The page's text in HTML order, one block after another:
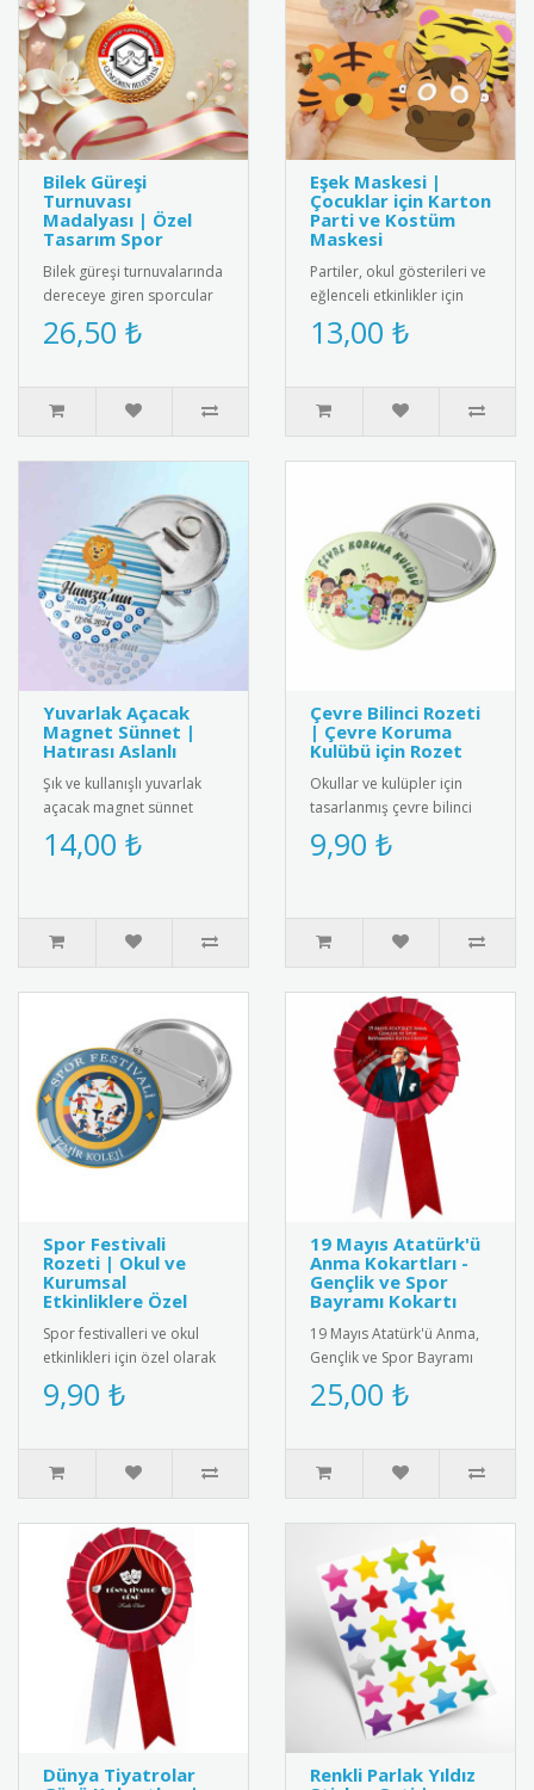
Bilek Güreşi
Turnuvası
Madalyası | Özel
Tasarım Spor
Bilek güreşi turnuvalarında
dereceye giren sporcular
için özel tasarım madalya.
Kaliteli metal alaşı..
26,50 ₺
Eşek Maskesi |
Çocuklar için Karton
Parti ve Kostüm
Maskesi
Partiler, okul gösterileri ve
eğlenceli etkinlikler için
tasarlanmış sevimli eşek
maskesi! Çocukları..
13,00 ₺
Yuvarlak Açacak
Magnet Sünnet |
Hatırası Aslanlı
Şık ve kullanışlı yuvarlak
açacak magnet sünnet
hediyesi. Yüksek kaliteli
mıknatıs ve paslanmaz
14,00 ₺
Çevre Bilinci Rozeti
| Çevre Koruma
Kulübü için Rozet
Okullar ve kulüpler için
tasarlanmış çevre bilinci
rozetleri. Paslanmaz iğneli
model, çevre farkında..
9,90 ₺
Spor Festivali
Rozeti | Okul ve
Kurumsal
Etkinliklere Özel
Spor festivalleri ve okul
etkinlikleri için özel olarak
tasarlanmış rozet.
Öğrencilere ve katılımcıl..
9,90 ₺
19 Mayıs Atatürk'ü
Anma Kokartları -
Gençlik ve Spor
Bayramı Kokartı
19 Mayıs Atatürk'ü Anma,
Gençlik ve Spor Bayramı
için özel tasarım kokart
seti. Yüksek kaliteli meta..
25,00 ₺
Dünya Tiyatrolar
Renkli Parlak Yıldız